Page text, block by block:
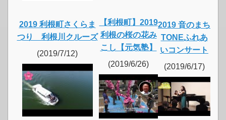
2019 利根町さくらま
つり 利根川クルーズ
(2019/7/12)
【利根町】2019
利根の桜の花み
こし【元気塾】
(2019/6/26)
2019 音のまち
TONEふれあ
いコンサート
(2019/6/17)